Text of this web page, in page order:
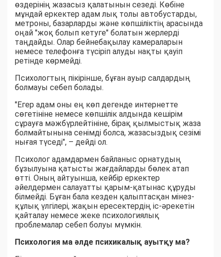
өздерінің жазасыз қалатынын сезеді. Көбіне
мұндай еркектер адам лық толы автобустарды,
метроны, базарларды және көпшіліктің арасында
оңай "жоқ болып кетуге" болатын жерлерді
таңдайды. Олар бейнебақылау камераларын
немесе телефонға түсіріп алуды нақты қауіп
ретінде көрмейді.
Психологтың пікірінше, бұған ауыр салдардың
болмауы себеп болады.
"Егер адам оны ең көп дегенде интернетте
сөгетініне немесе көпшілік алдында кешірім
сұрауға мәжбүрлейтініне, бірақ қылмыстық жаза
болмайтынына сенімді болса, жазасыздық сезімі
нығая түседі", – дейді ол.
Психолог адамдармен байланыс орнатудың
бұзылуына қатысты жағдайларды бөлек атап
өтті. Оның айтуынша, кейбір еркектер
әйелдермен салауатты қарым-қатынас құруды
білмейді. Бұған бала кезден қалыптасқан мінез-
құлық үлгілері, жақын ересектердің іс-әрекетін
қайталау немесе жеке психологиялық
проблемалар себеп болуы мүмкін.
Психология ма әлде психикалық ауытқу ма?